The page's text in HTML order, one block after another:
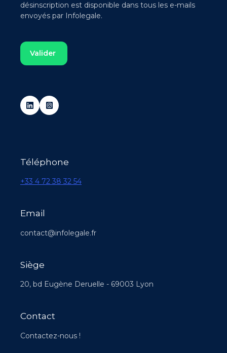
désinscription est disponible dans tous les e-mails
envoyés par Infolegale.
Téléphone
+33 4 72 38 32 54
Email
contact@infolegale.fr
Siège
20, bd Eugène Deruelle - 69003 Lyon
Contact
Contactez-nous !